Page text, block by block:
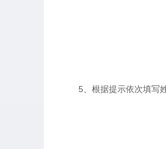
5、根据提示依次填写姓